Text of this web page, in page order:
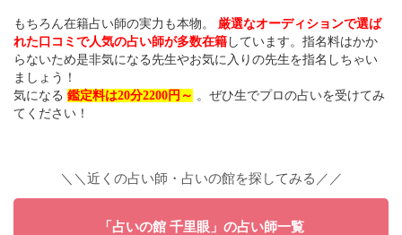
もちろん在籍占い師の実力も本物。
厳選なオーディションで選ば
れた口コミで人気の占い師が多数在籍 しています。指名料はかか
らないため是非気になる先生やお気に入りの先生を指名しちゃい
ましょう！
気になる 鑑定料は20分2200円～ 。ぜひ生でプロの占いを受けてみ
てください！
＼＼近くの占い師・占いの館を探してみる／／
「占いの館 千里眼」の占い師一覧